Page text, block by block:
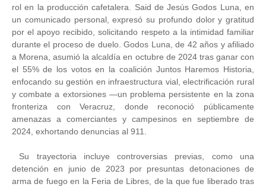
rol en la producción cafetalera. Said de Jesús Godos Luna, en
un comunicado personal, expresó su profundo dolor y gratitud
por el apoyo recibido, solicitando respeto a la intimidad familiar
durante el proceso de duelo. Godos Luna, de 42 años y afiliado
a Morena, asumió la alcaldía en octubre de 2024 tras ganar con
el 55% de los votos en la coalición Juntos Haremos Historia,
enfocando su gestión en infraestructura vial, electrificación rural
y combate a extorsiones —un problema persistente en la zona
fronteriza con Veracruz, donde reconoció públicamente
amenazas a comerciantes y campesinos en septiembre de
2024, exhortando denuncias al 911.
Su trayectoria incluye controversias previas, como una
detención en junio de 2023 por presuntas detonaciones de
arma de fuego en la Feria de Libres, de la que fue liberado tras